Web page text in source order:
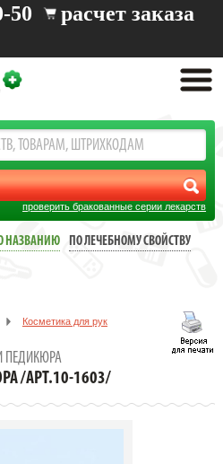
50 расчет заказа
проверить бракованные серии лекарств
НАЗВАНИЮ
ПО ЛЕЧЕБНОМУ СВОЙСТВУ
Косметика для рук
1603/
ПЕДИКЮРА
/АРТ.10-1603/